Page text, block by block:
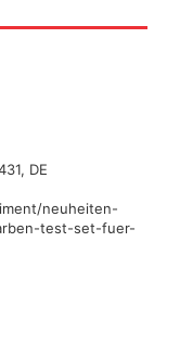
DE
neuheiten-
test-set-fuer-